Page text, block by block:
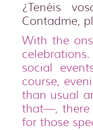
¿Tenéis
Contadme,
With the
social
course,
than usual
that—, there
for those